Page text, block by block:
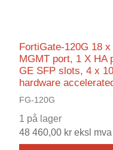
FortiGate-120G 18
MGMT port, 1 X HA
GE SFP slots, 4 x
hardware
FG-120G
1 på lager
48 460,00 kr eksl mva